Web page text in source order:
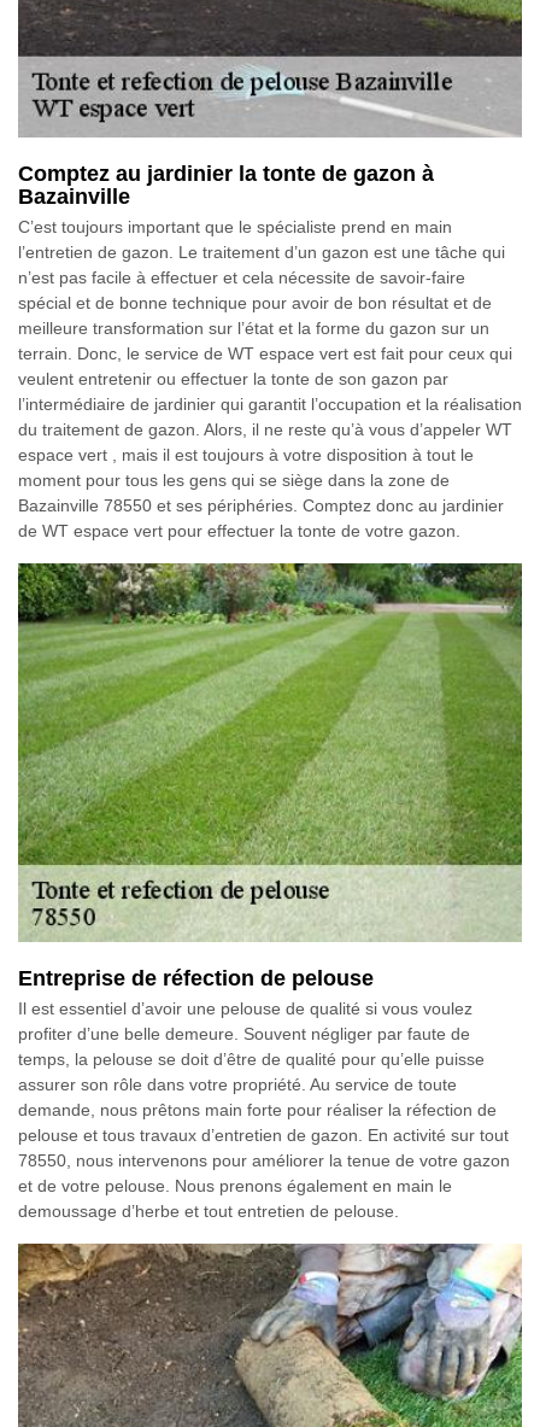
Comptez au jardinier la tonte de gazon à
Bazainville
C’est toujours important que le spécialiste prend en main
l’entretien de gazon. Le traitement d’un gazon est une tâche qui
n’est pas facile à effectuer et cela nécessite de savoir-faire
spécial et de bonne technique pour avoir de bon résultat et de
meilleure transformation sur l’état et la forme du gazon sur un
terrain. Donc, le service de WT espace vert est fait pour ceux qui
veulent entretenir ou effectuer la tonte de son gazon par
l’intermédiaire de jardinier qui garantit l’occupation et la réalisation
du traitement de gazon. Alors, il ne reste qu’à vous d’appeler WT
espace vert , mais il est toujours à votre disposition à tout le
moment pour tous les gens qui se siège dans la zone de
Bazainville 78550 et ses périphéries. Comptez donc au jardinier
de WT espace vert pour effectuer la tonte de votre gazon.
Entreprise de réfection de pelouse
Il est essentiel d’avoir une pelouse de qualité si vous voulez
profiter d’une belle demeure. Souvent négliger par faute de
temps, la pelouse se doit d’être de qualité pour qu’elle puisse
assurer son rôle dans votre propriété. Au service de toute
demande, nous prêtons main forte pour réaliser la réfection de
pelouse et tous travaux d’entretien de gazon. En activité sur tout
78550, nous intervenons pour améliorer la tenue de votre gazon
et de votre pelouse. Nous prenons également en main le
demoussage d’herbe et tout entretien de pelouse.